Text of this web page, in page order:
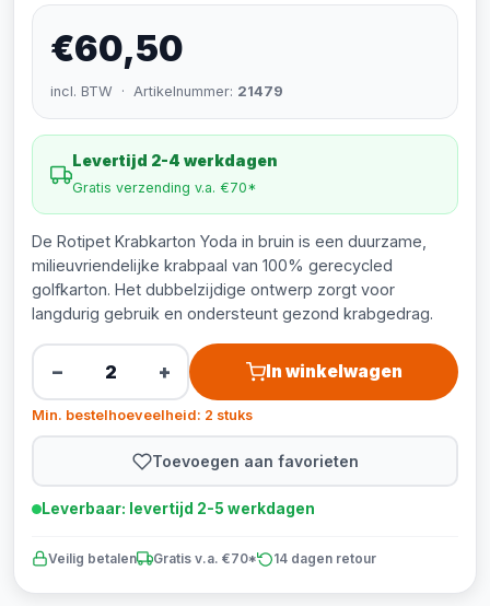
€60,50
incl. BTW · Artikelnummer: 21479
Levertijd 2-4 werkdagen
Gratis verzending v.a. €70*
De Rotipet Krabkarton Yoda in bruin is een duurzame,
milieuvriendelijke krabpaal van 100% gerecycled
golfkarton. Het dubbelzijdige ontwerp zorgt voor
langdurig gebruik en ondersteunt gezond krabgedrag.
− + In winkelwagen
Min. bestelhoeveelheid: 2 stuks
Toevoegen aan favorieten
Leverbaar: levertijd 2-5 werkdagen
Veilig betalen Gratis v.a. €70* 14 dagen retour